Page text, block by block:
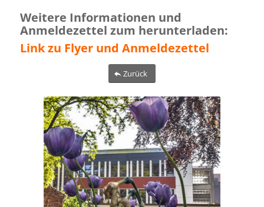
Weitere Informationen und
Anmeldezettel zum herunterladen:
Link zu Flyer und Anmeldezettel
Zurück